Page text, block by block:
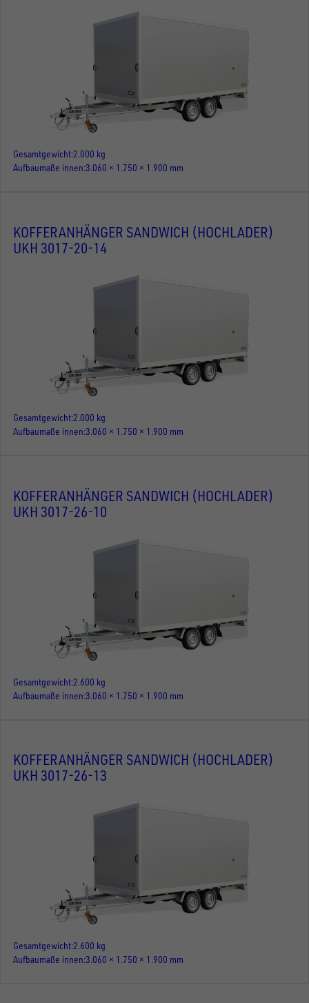
Gesamtgewicht 2.000 kg
Aufbaumaße innen 3.060 × 1.750 × 1.900 mm
KOFFERANHÄNGER SANDWICH (HOCHLADER)
UKH 3017-20-14
Gesamtgewicht2.000 kg
Aufbaumaße innen 3.060 × 1.750 × 1.900 mm
KOFFERANHÄNGER SANDWICH (HOCHLADER)
UKH 3017-26-10
Gesamtgewicht 2.600 kg
Aufbaumaße innen 3.060 × 1.750 × 1.900 mm
KOFFERANHÄNGER SANDWICH (HOCHLADER)
UKH 3017-26-13
Gesamtgewicht 2.600 kg
Aufbaumaße innen 3.060 × 1.750 × 1.900 mm